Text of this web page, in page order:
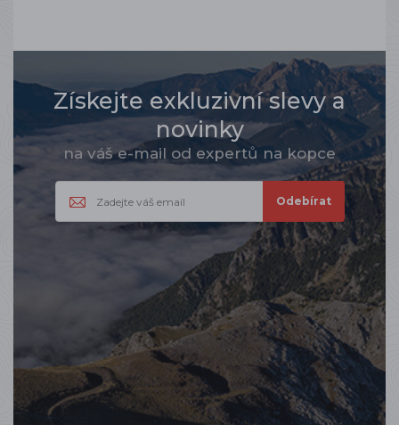
Získejte exkluzivní slevy a
novinky
na váš e-mail od expertů na kopce